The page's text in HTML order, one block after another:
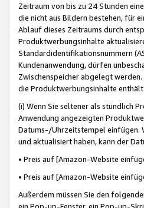
Zeitraum von bis zu 24 Stunden
die nicht aus Bildern bestehen, für
Ablauf dieses Zeitraums durch
Produktwerbungsinhalte
Standardidentifikationsnummern
Kundenanwendung, dürfen
Zwischenspeicher abgelegt
die Produktwerbungsinhalte
(i) Wenn Sie seltener als stündlich
Anwendung angezeigten
Datums-/Uhrzeitstempel einfügen.
und aktualisiert haben, kann der
• Preis auf [Amazon-Website
• Preis auf [Amazon-Website
Außerdem müssen Sie den
ein Pop-up-Fenster, ein Pop-up-